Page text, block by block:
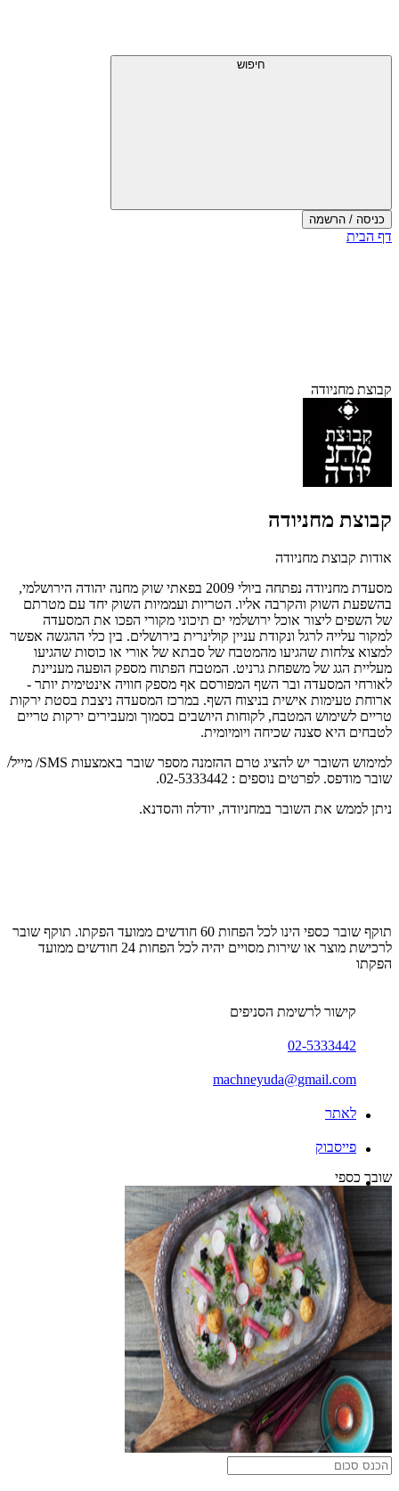
עליון
חיפוש
כניסה / הרשמה
סוף
דף הבית
קבוצת מחניודה
קבוצת מחניודה
אודות קבוצת מחניודה
מסעדת מחניודה נפתחה ביולי 2009 בפאתי שוק מחנה יהודה הירושלמי,
בהשפעת השוק והקרבה אליו. הטריות ועממיות השוק יחד עם מטרתם
של השפים ליצור אוכל ירושלמי ים תיכוני מקורי הפכו את המסעדה
למקור עלייה לרגל ונקודת עניין קולינרית בירושלים. בין כלי ההגשה אפשר
למצוא צלחות שהגיעו מהמטבח של סבתא של אורי או כוסות שהגיעו
מעליית הגג של משפחת גרניט. המטבח הפתוח מספק הופעה מעניינת
לאורחי המסעדה ובר השף המפורסם אף מספק חוויה אינטימית יותר -
ארוחת טעימות אישית בניצוח השף. במרכז המסעדה ניצבת בסטת ירקות
טריים לשימוש המטבח, לקוחות היושבים בסמוך ומעבירים ירקות טריים
לטבחים היא סצנה שכיחה ויומיומית.
למימוש השובר יש להציג טרם ההזמנה מספר שובר באמצעות SMS/ מייל/
שובר מודפס. לפרטים נוספים : 02-5333442.
ניתן לממש את השובר במחניודה, יודלה והסדנא.
תוקף שובר כספי הינו לכל הפחות 60 חודשים ממועד הפקתו. תוקף שובר
לרכישת מוצר או שירות מסויים יהיה לכל הפחות 24 חודשים ממועד
הפקתו
קישור לרשימת הסניפים
02-5333442
machneyuda@gmail.com
לאתר
פייסבוק
שובר כספי